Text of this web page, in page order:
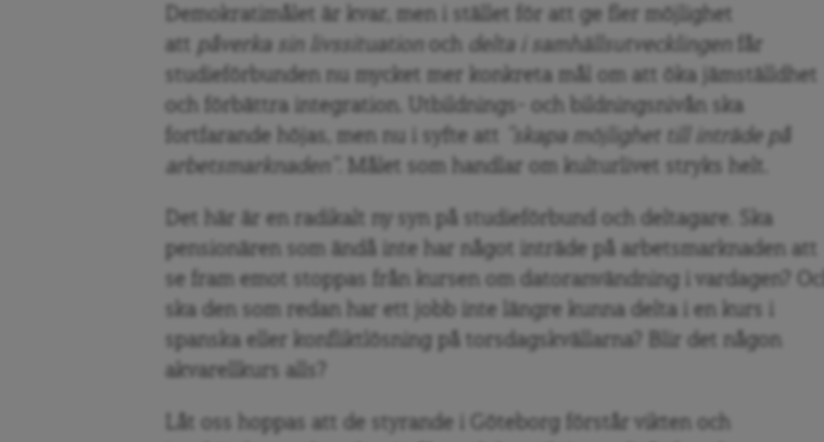
Demokratimålet är kvar, men i stället för att ge fler möjlighet
att
p åverka sin livssituation och delta i samh ällsutvecklingen
studieförbunden nu mycket mer konkreta mål om att öka jämställdhet
och förbättra integration. Utbildnings- och bildningsnivån ska
fortfarande höjas, men nu i syfte att
”skapa möjlighet till inträde på
arbetsmarknaden”
. Målet som handlar om kulturlivet stryks helt.
Det här är en radikalt ny syn på studieförbund och deltagare. Ska
pensionären som ändå inte har något inträde på arbetsmarknaden att
se fram emot stoppas från kursen om datoranvändning i vardagen? Och
ska den som redan har ett jobb inte längre kunna delta i en kurs i
spanska eller konfliktlösning på torsdagskvällarna? Blir det någon
akvarellkurs alls?
Låt oss hoppas att de styrande i Göteborg förstår vikten och